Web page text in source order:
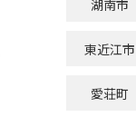
湖南市
東近江市
愛荘町